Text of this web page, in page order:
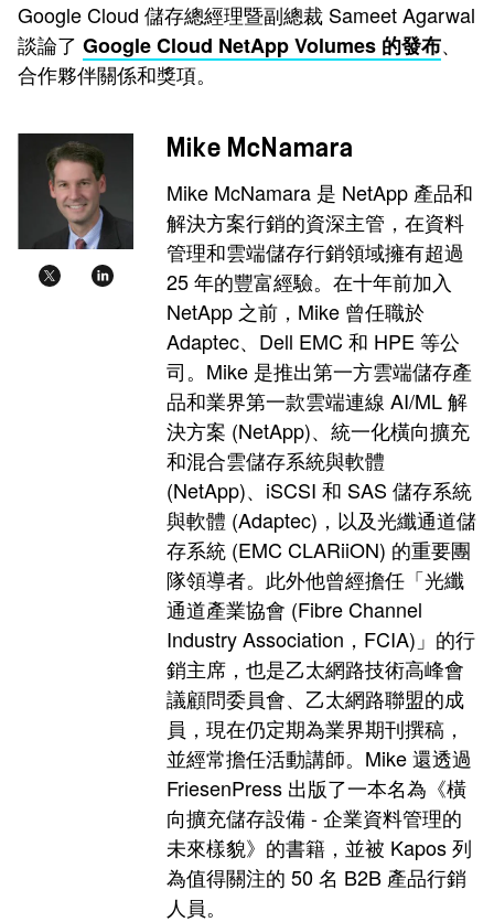
Google Cloud 儲存總經理暨副總裁 Sameet Agarwal
談論了 Google Cloud NetApp Volumes 的發布、
合作夥伴關係和獎項。
Mike McNamara
Mike McNamara 是 NetApp 產品和
解決方案行銷的資深主管，在資料
管理和雲端儲存行銷領域擁有超過
25 年的豐富經驗。在十年前加入
NetApp 之前，Mike 曾任職於
Adaptec、Dell EMC 和 HPE 等公
司。Mike 是推出第一方雲端儲存產
品和業界第一款雲端連線 AI/ML 解
決方案 (NetApp)、統一化橫向擴充
和混合雲儲存系統與軟體
(NetApp)、iSCSI 和 SAS 儲存系統
與軟體 (Adaptec)，以及光纖通道儲
存系統 (EMC CLARiiON) 的重要團
隊領導者。此外他曾經擔任「光纖
通道產業協會 (Fibre Channel
Industry Association，FCIA)」的行
銷主席，也是乙太網路技術高峰會
議顧問委員會、乙太網路聯盟的成
員，現在仍定期為業界期刊撰稿，
並經常擔任活動講師。Mike 還透過
FriesenPress 出版了一本名為《橫
向擴充儲存設備 - 企業資料管理的
未來樣貌》的書籍，並被 Kapos 列
為值得關注的 50 名 B2B 產品行銷
人員。